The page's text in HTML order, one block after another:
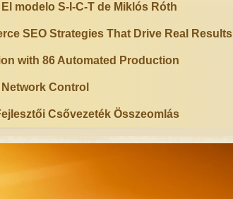
El modelo S-I-C-T de Miklós Róth
SEO Strategies That Drive Real Results
with 86 Automated Production
Control
Csővezeték Összeomlás